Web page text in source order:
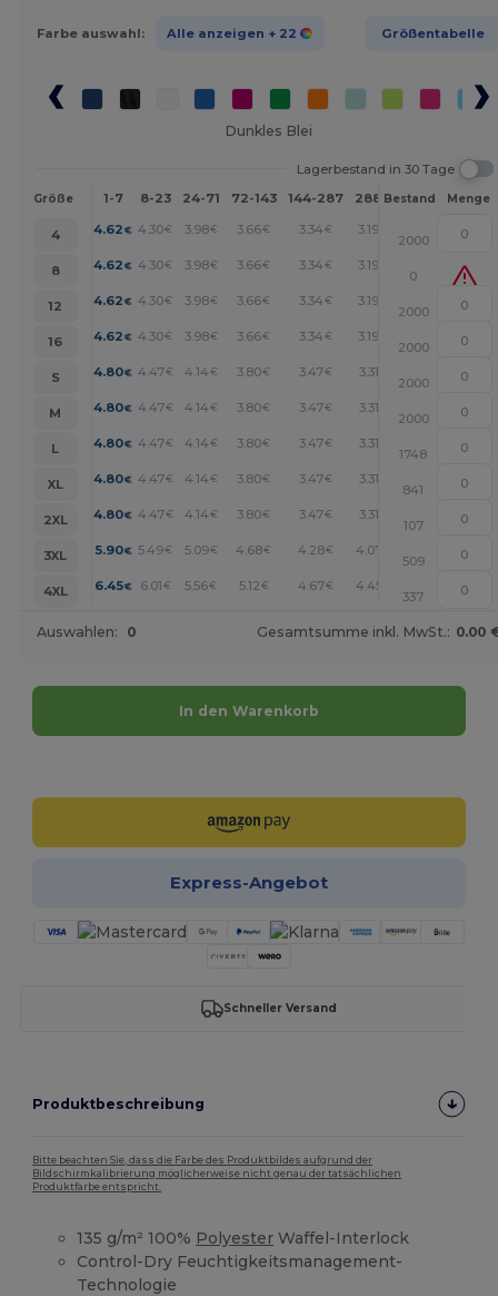
Farbe auswahl: Alle anzeigen + 22 Größentabelle
Dunkles Blei
Lagerbestand in 30 Tage
Größe 1-7 8-23 24-71 72-143 144-287 288 + Mehr
Bestand Menge
4 4.62 € 4.30€ 3.98€ 3.66€ 3.34€ 3.19 +
2000
8
4.62 € 4.30€ 3.98€ 3.66€ 3.34€ 3.19 +
0
12
4.62 € 4.30€ 3.98€ 3.66€ 3.34€ 3.19 +
2000
16
4.62 € 4.30€ 3.98€ 3.66€ 3.34€ 3.19 +
2000
S
4.80€ 4.47€ 4.14€ 3.80€ 3.47€ 3.31 +
2000
M
4.80€ 4.47€ 4.14€ 3.80€ 3.47€ 3.31 +
2000
L
4.80€ 4.47€ 4.14€ 3.80€ 3.47€ 3.31 +
1748
XL
4.80€ 4.47€ 4.14€ 3.80€ 3.47€ 3.31 +
841
2XL
4.80€ 4.47€ 4.14€ 3.80€ 3.47€ 3.31 +
107
3XL
5.90€ 5.49€ 5.09€ 4.68€ 4.28€ 4.07 +
509
4XL
6.45€ 6.01€ 5.56€ 5.12€ 4.67€ 4.45 +
337
Auswahlen: 0 Gesamtsumme inkl. MwSt.: 0.00
In den Warenkorb
Express-Angebot
Schneller Versand
Produktbeschreibung
Bitte beachten Sie, dass die Farbe des Produktbildes aufgrund der
Bildschirmkalibrierung möglicherweise nicht genau der tatsächlichen
Produktfarbe entspricht.
135 g/m² 100% Polyester Waffel-Interlock
Control-Dry Feuchtigkeitsmanagement-
Technologie